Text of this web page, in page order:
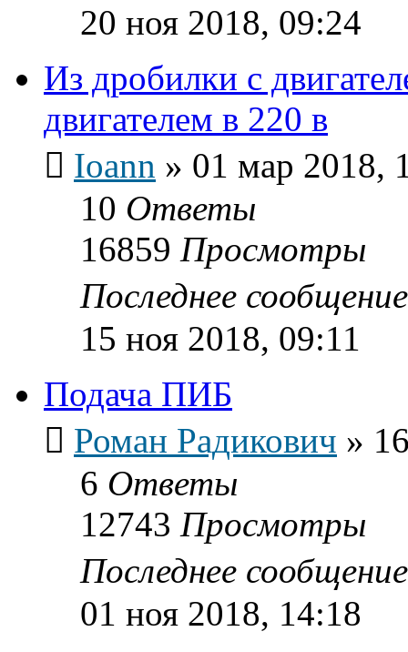
20 ноя 2018, 09:24
Из дробилки с
двигателем в 220 в
Ioann » 01 мар 2018,
10 Ответы
16859 Просмотры
Последнее
15 ноя 2018, 09:11
Подача ПИБ
Роман Радикович »
6 Ответы
12743 Просмотры
Последнее
01 ноя 2018, 14:18